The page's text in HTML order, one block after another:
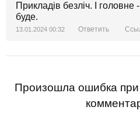
Прикладів безліч. І головне
буде.
13.01.2024 00:32 Ответить
Произошла ошибка при